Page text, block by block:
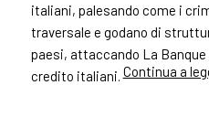
italiani, palesando come i
traversale e godano di
paesi, attaccando La
credito italiani.Continua a